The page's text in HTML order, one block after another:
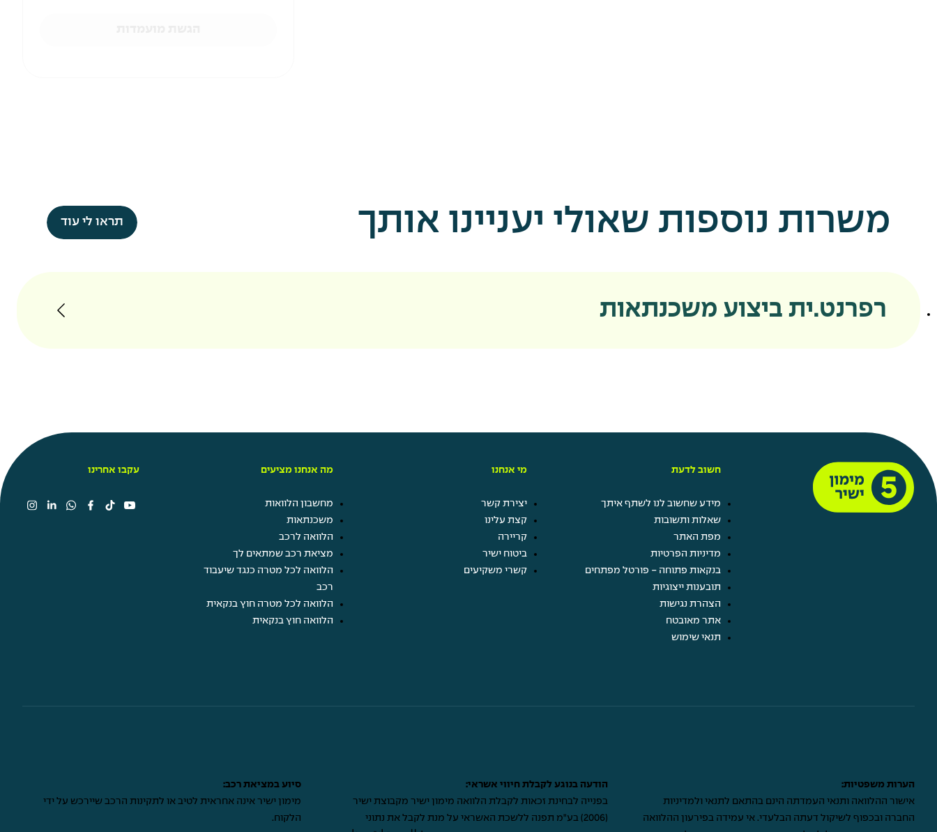
משרות נוספות שאולי יעניינו אותך תראו לי עוד
רפרנט.ית ביצוע משכנתאות
חשוב לדעת
מידע שחשוב לנו לשתף איתך
שאלות ותשובות
מפת האתר
מדיניות הפרטיות
בנקאות פתוחה - פורטל מפתחים
תובענות ייצוגיות
הצהרת נגישות
אתר מאובטח
תנאי שימוש
מי אנחנו
יצירת קשר
קצת עלינו
קריירה
ביטוח ישיר
קשרי משקיעים
מה אנחנו מציעים
מחשבון הלוואות
משכנתאות
הלוואה לרכב
מציאת רכב שמתאים לך
הלוואה לכל מטרה כנגד שיעבוד
רכב
הלוואה לכל מטרה חוץ בנקאית
הלוואה חוץ בנקאית
עקבו אחרינו
הערות משפטיות:
אישור ההלוואה ותנאי העמדתה הינם בהתאם לתנאי ולמדיניות
החברה ובכפוף לשיקול דעתה הבלעדי. אי עמידה בפירעון ההלוואה
הודעה בנוגע לקבלת חיווי אשראי:
בפנייה לבחינת זכאות לקבלת הלוואה מימון ישיר מקבוצת ישיר
(2006) בע"מ תפנה ללשכת האשראי על מנת לקבל את נתוני
סיוע במציאת רכב:
מימון ישיר אינה אחראית לטיב או לתקינות הרכב שיירכש על ידי
הלקוח.